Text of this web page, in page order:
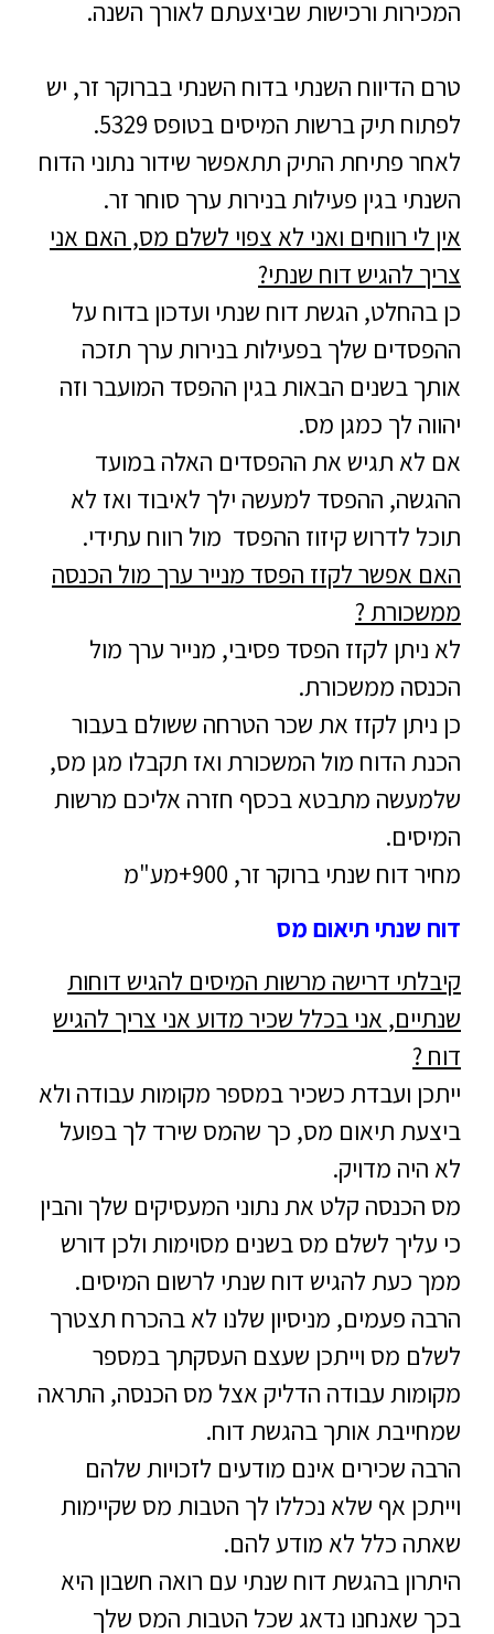
המכירות ורכישות שביצעתם לאורך השנה.
טרם הדיווח השנתי בדוח השנתי בברוקר זר, יש
לפתוח תיק ברשות המיסים בטופס 5329.
לאחר פתיחת התיק תתאפשר שידור נתוני הדוח
השנתי בגין פעילות בנירות ערך סוחר זר.
אין לי רווחים ואני לא צפוי לשלם מס, האם אני
צריך להגיש דוח שנתי?
כן בהחלט, הגשת דוח שנתי ועדכון בדוח על
ההפסדים שלך בפעילות בנירות ערך תזכה
אותך בשנים הבאות בגין ההפסד המועבר וזה
יהווה לך כמגן מס.
אם לא תגיש את ההפסדים האלה במועד
ההגשה, ההפסד למעשה ילך לאיבוד ואז לא
תוכל לדרוש קיזוז ההפסד מול רווח עתידי.
האם אפשר לקזז הפסד מנייר ערך מול הכנסה
ממשכורת ?
לא ניתן לקזז הפסד פסיבי, מנייר ערך מול
הכנסה ממשכורת.
כן ניתן לקזז את שכר הטרחה ששולם בעבור
הכנת הדוח מול המשכורת ואז תקבלו מגן מס,
שלמעשה מתבטא בכסף חזרה אליכם מרשות
המיסים.
מחיר דוח שנתי ברוקר זר, 900+מע"מ
דוח שנתי תיאום מס
קיבלתי דרישה מרשות המיסים להגיש דוחות
שנתיים, אני בכלל שכיר מדוע אני צריך להגיש
דוח ?
ייתכן ועבדת כשכיר במספר מקומות עבודה ולא
ביצעת תיאום מס, כך שהמס שירד לך בפועל
לא היה מדויק.
מס הכנסה קלט את נתוני המעסיקים שלך והבין
כי עליך לשלם מס בשנים מסוימות ולכן דורש
ממך כעת להגיש דוח שנתי לרשום המיסים.
הרבה פעמים, מניסיון שלנו לא בהכרח תצטרך
לשלם מס וייתכן שעצם העסקתך במספר
מקומות עבודה הדליק אצל מס הכנסה, התראה
שמחייבת אותך בהגשת דוח.
הרבה שכירים אינם מודעים לזכויות שלהם
וייתכן אף שלא נכללו לך הטבות מס שקיימות
שאתה כלל לא מודע להם.
היתרון בהגשת דוח שנתי עם רואה חשבון היא
בכך שאנחנו נדאג שכל הטבות המס שלך